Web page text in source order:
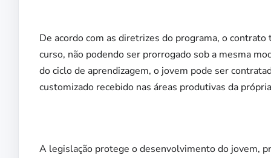
De acordo com as diretrizes do programa, o
curso, não podendo ser prorrogado sob a mesma
do ciclo de aprendizagem, o jovem pode ser
customizado recebido nas áreas produtivas da
A legislação protege o desenvolvimento do jovem,